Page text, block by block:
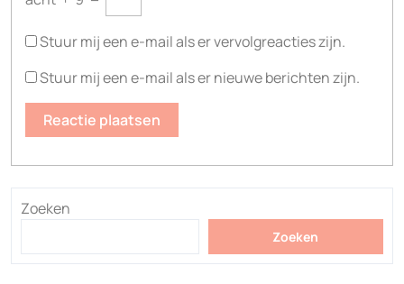
Stuur mij een e-mail als er vervolgreacties zijn.
Stuur mij een e-mail als er nieuwe berichten zijn.
Zoeken
Zoeken